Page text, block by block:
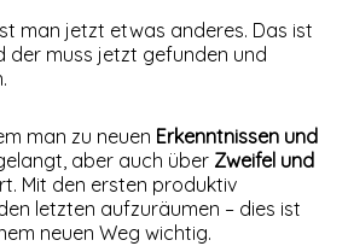
man jetzt etwas anderes. Das ist
der muss jetzt gefunden und
man zu neuen Erkenntnissen und
aber auch über Zweifel und
Mit den ersten produktiv
letzten aufzuräumen – dies ist
neuen Weg wichtig.